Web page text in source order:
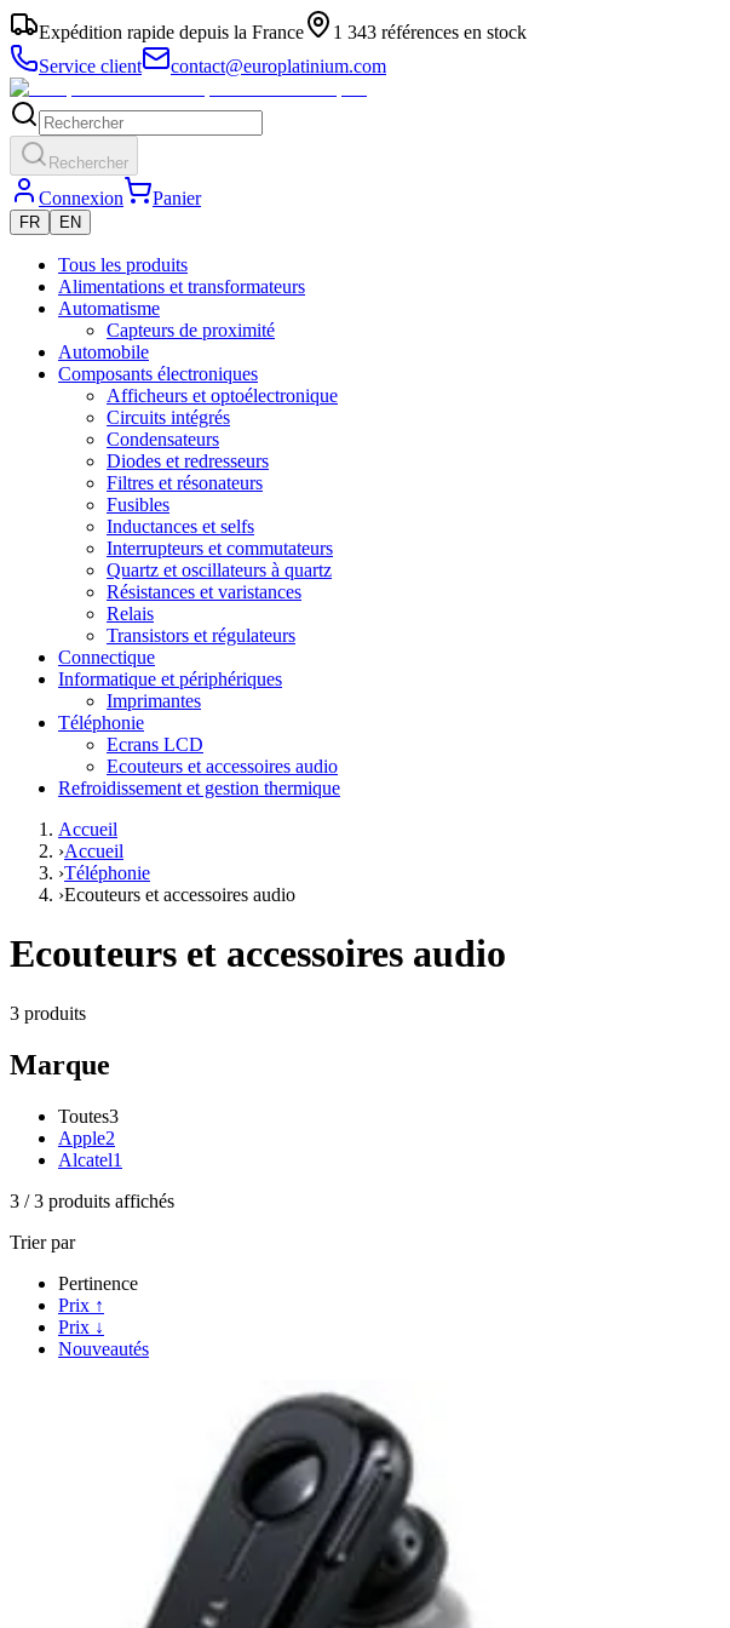
Expédition rapide depuis la France
1 343 références en stock
Service client
contact@europlatinium.com
Rechercher
Connexion Panier
FR EN
Tous les produits
Alimentations et transformateurs
Automatisme
Capteurs de proximité
Automobile
Composants électroniques
Afficheurs et optoélectronique
Circuits intégrés
Condensateurs
Diodes et redresseurs
Filtres et résonateurs
Fusibles
Inductances et selfs
Interrupteurs et commutateurs
Quartz et oscillateurs à quartz
Résistances et varistances
Relais
Transistors et régulateurs
Connectique
Informatique et périphériques
Imprimantes
Téléphonie
Ecrans LCD
Ecouteurs et accessoires audio
Refroidissement et gestion thermique
Accueil
›Accueil
›Téléphonie
›Ecouteurs et accessoires audio
Ecouteurs et accessoires audio
3 produits
Marque
Toutes3
Apple2
Alcatel1
3 /3 produits affichés
Trier par
Pertinence
Prix ↑
Prix ↓
Nouveautés